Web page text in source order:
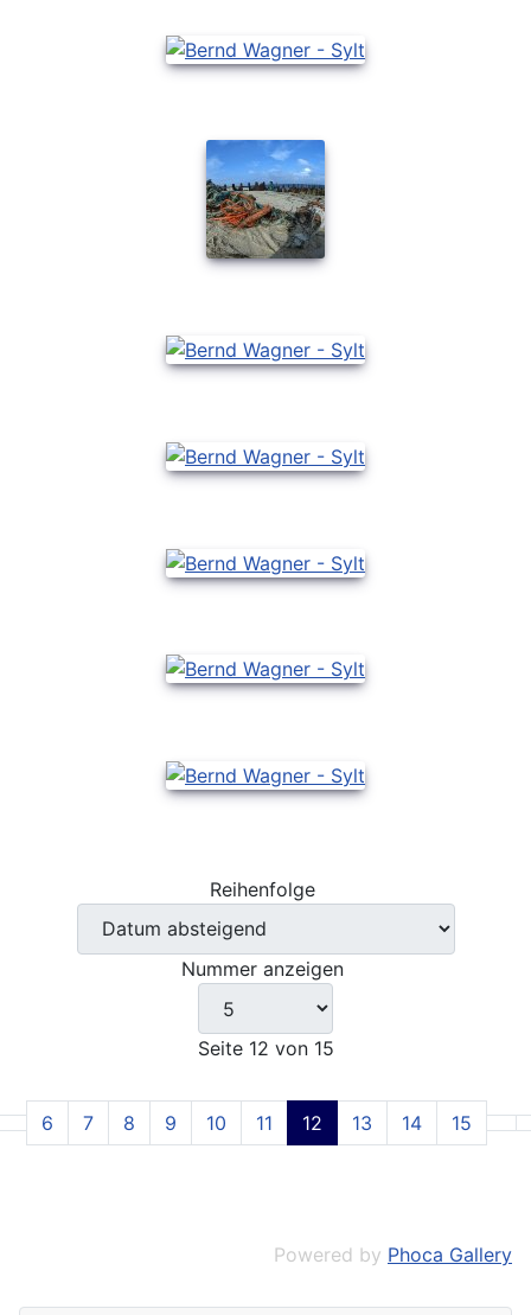
Reihenfolge
Nummer anzeigen
Seite 12 von 15
6 7 8 9 10 11 12 13 14 15
Powered by Phoca Gallery